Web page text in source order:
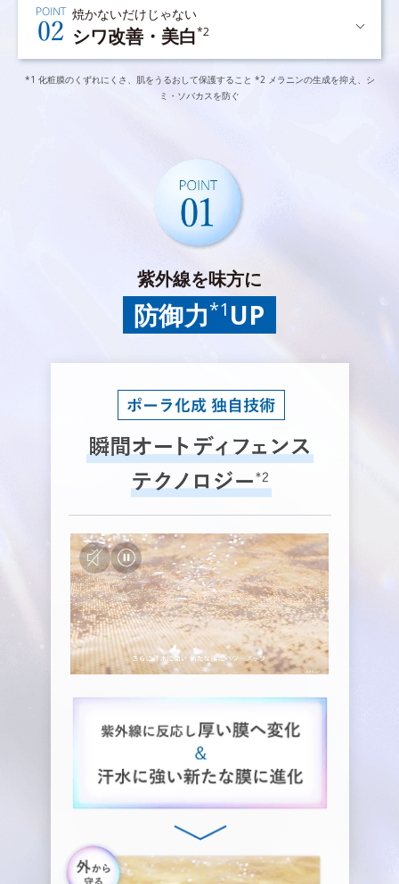
焼かないだけじゃない
シワ改善・美白*2
*1 化粧膜のくずれにくさ、肌をうるおして保護すること *2 メラニンの生成を抑え、シ
ミ・ソバカスを防ぐ
紫外線を味方に
防御力*1 UP